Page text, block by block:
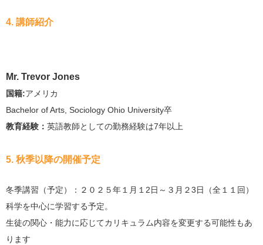
4. 講師紹介
Mr. Trevor Jones
国籍:アメリカ
Bachelor of Arts, Sociology Ohio University卒
教育経験： 英語教師としての勤務経験は7年以上
5. 秋季以降の開催予定
冬季講習（予定）：２０２５年１月１2日～３月２3日（全１１回）
科学を中心に学習する予定。
生徒の関心・能力に応じてカリキュラム内容を変更する可能性もあ
ります